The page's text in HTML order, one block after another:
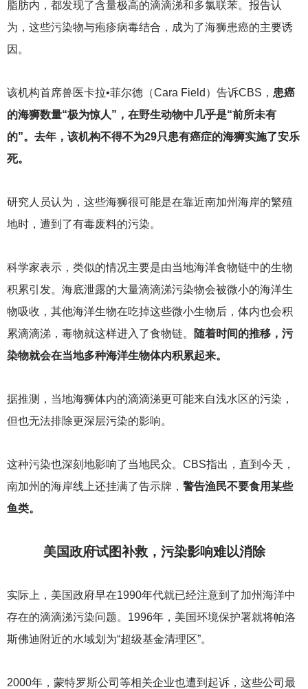
脂肪内，都发现了含量极高的滴滴涕和多氯联苯。报告认
为，这些污染物与疱疹病毒结合，成为了海狮患癌的主要诱
因。
该机构首席兽医卡拉•菲尔德（Cara Field）告诉CBS， 患癌
的海狮数量“极为惊人”，在野生动物中几乎是“前所未有
的”。去年，该机构不得不为29只患有癌症的海狮实施了安乐
死。
研究人员认为，这些海狮很可能是在靠近南加州海岸的繁殖
地时，遭到了有毒废料的污染。
科学家表示，类似的情况主要是由当地海洋食物链中的生物
积累引发。海底泄露的大量滴滴涕污染物会被微小的海洋生
物吸收，其他海洋生物在吃掉这些微小生物后，体内也会积
累滴滴涕，毒物就这样进入了食物链。
随着时间的推移，污
染物就会在当地多种海洋生物体内积累起来。
据推测，当地海狮体内的滴滴涕更可能来自浅水区的污染，
但也无法排除更深层污染的影响。
这种污染也深刻地影响了当地民众。CBS指出，直到今天，
南加州的海岸线上还挂满了告示牌， 警告渔民不要食用某些
鱼类。
美国政府试图补救，污染影响难以消除
实际上，美国政府早在1990年代就已经注意到了加州海洋中
存在的滴滴涕污染问题。1996年，美国环境保护署就将帕洛
斯佛迪附近的水域划为“超级基金清理区”。
2000年，蒙特罗斯公司等相关企业也遭到起诉，这些公司最